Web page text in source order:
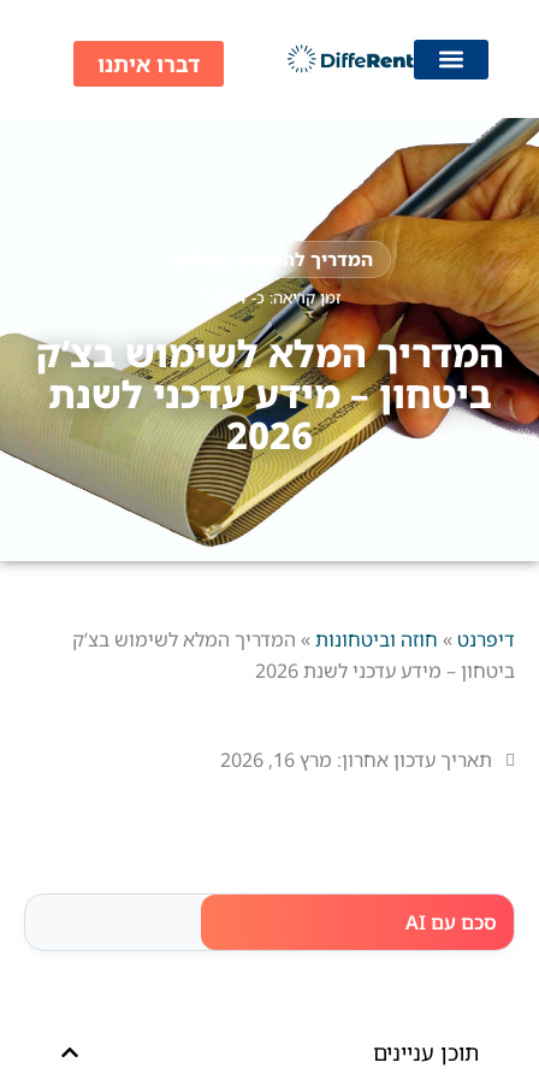
דברו איתנו
המדריך להשכרה מוצלחת
זמן קריאה: כ- 4
המדריך המלא לשימוש בצ’ק
ביטחון – מידע עדכני לשנת
2026
דיפרנט» חוזה וביטחונות» המדריך המלא לשימוש בצ’ק
ביטחון – מידע עדכני לשנת 2026
תאריך עדכון אחרון: מרץ 16, 2026
סכם עם AI
תוכן עניינים